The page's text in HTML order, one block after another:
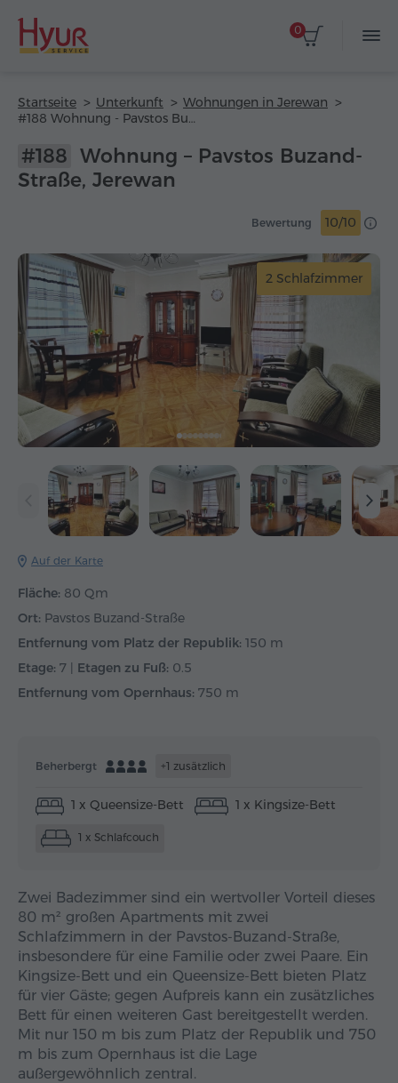
0
Startseite Unterkunft
Wohnungen in Jerewan
#188 Wohnung - Pavstos Buzand-Straße
#188 Wohnung – Pavstos Buzand-
Straße, Jerewan
Bewertung 10/10
2 Schlafzimmer
Auf der Karte
Fläche: 80 Qm
Ort: Pavstos Buzand-Straße
Entfernung vom Platz der Republik: 150 m
Etage: 7 | Etagen zu Fuß: 0.5
Entfernung vom Opernhaus: 750 m
Beherbergt +1 zusätzlich
1 x Queensize-Bett 1 x Kingsize-Bett
1 x Schlafcouch
Zwei Badezimmer sind ein wertvoller Vorteil dieses
80 m² großen Apartments mit zwei
Schlafzimmern in der Pavstos-Buzand-Straße,
insbesondere für eine Familie oder zwei Paare. Ein
Kingsize-Bett und ein Queensize-Bett bieten Platz
für vier Gäste; gegen Aufpreis kann ein zusätzliches
Bett für einen weiteren Gast bereitgestellt werden.
Mit nur 150 m bis zum Platz der Republik und 750
m bis zum Opernhaus ist die Lage
außergewöhnlich zentral.